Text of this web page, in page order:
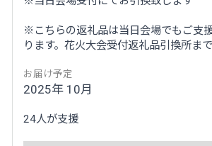
※こちらの返礼品は当日会場でもご支
ります。花火大会受付返礼品引換所ま
お届け予定
2025年 10月
24人が支援